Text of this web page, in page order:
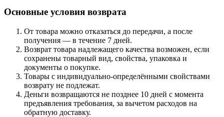
Основные условия возврата
От товара можно отказаться до передачи, а после
получения — в течение 7 дней.
Возврат товара надлежащего качества возможен, если
сохранены товарный вид, свойства, упаковка и
документы о покупке.
Товары с индивидуально-определёнными свойствами
возврату не подлежат.
Деньги возвращаются не позднее 10 дней с момента
предъявления требования, за вычетом расходов на
обратную доставку.